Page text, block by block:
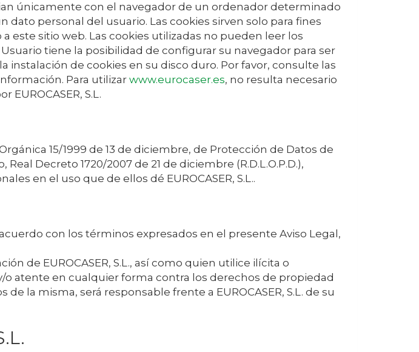
únicamente con el navegador de un ordenador determinado
personal del usuario. Las cookies sirven solo para fines
este sitio web. Las cookies utilizadas no pueden leer los
tiene la posibilidad de configurar su navegador para ser
instalación de cookies en su disco duro. Por favor, consulte las
Para utilizar www.eurocaser.es, no resulta necesario
EUROCASER, S.L.
15/1999 de 13 de diciembre, de Protección de Datos de
Decreto 1720/2007 de 21 de diciembre (R.D.L.O.P.D.),
en el uso que de ellos dé EUROCASER, S.L..
con los términos expresados en el presente Aviso Legal,
de EUROCASER, S.L., así como quien utilice ilícita o
atente en cualquier forma contra los derechos de propiedad
de la misma, será responsable frente a EUROCASER, S.L. de su